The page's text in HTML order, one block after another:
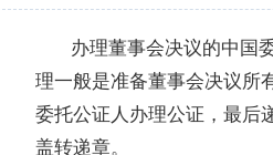
办理董事会决议的中国委
理一般是准备董事会决议所
委托公证人办理公证，最后
盖转递章。